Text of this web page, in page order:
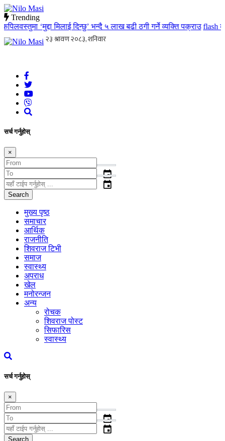
Trending
‘मुद्दा मिलाई दिन्छु’ भन्दै ५ लाख बढी ठगी गर्ने व्यक्ति पक्राउ flashमातृ
सर्च गर्नुहोस्
×
event
event
Search
मुख्य पृष्ठ
समाचार
आर्थिक
राजनीति
शिवराज टिभी
समाज
स्वास्थ्य
अपराध
खेल
मनोरन्जन
अन्य
रोचक
शिवराज पोस्ट
सिफारिस
स्वास्थ्य
सर्च गर्नुहोस्
×
event
event
Search